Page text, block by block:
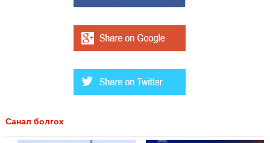
Санал болгох